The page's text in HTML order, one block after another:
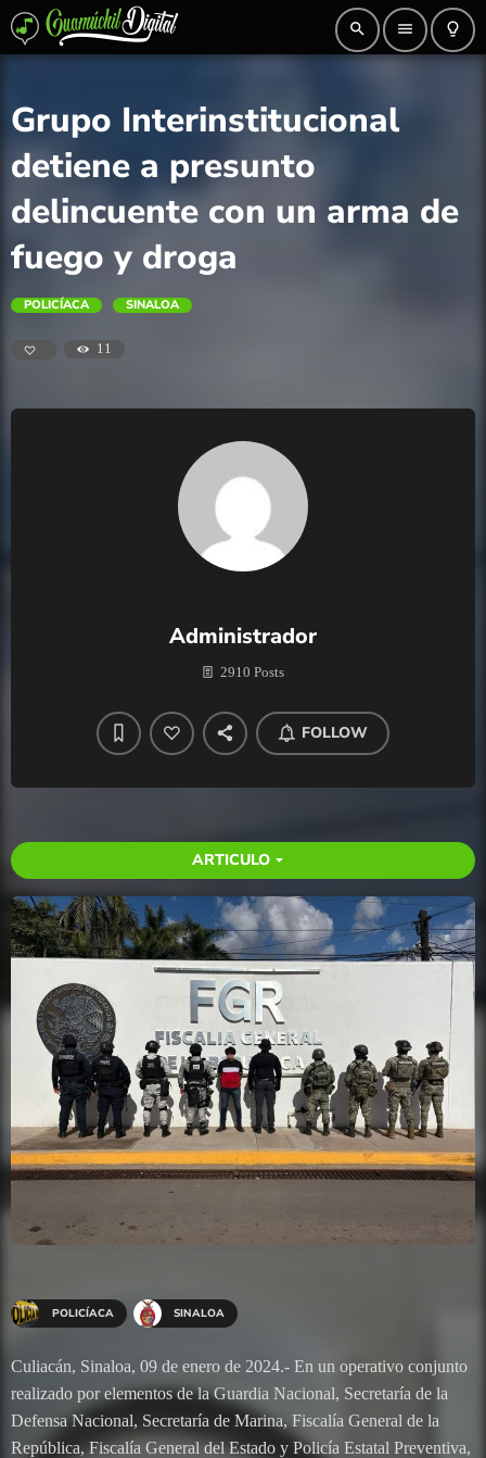
search menu lightbulb_outline
Grupo Interinstitucional
detiene a presunto
delincuente con un arma de
fuego y droga
POLICÍACA SINALOA
11
Administrador
2910 Posts
FOLLOW
ARTICULO arrow_drop_down
POLICÍACA SINALOA
Culiacán, Sinaloa, 09 de enero de 2024.- En un operativo conjunto
realizado por elementos de la Guardia Nacional, Secretaría de la
Defensa Nacional, Secretaría de Marina, Fiscalía General de la
República, Fiscalía General del Estado y Policía Estatal Preventiva,